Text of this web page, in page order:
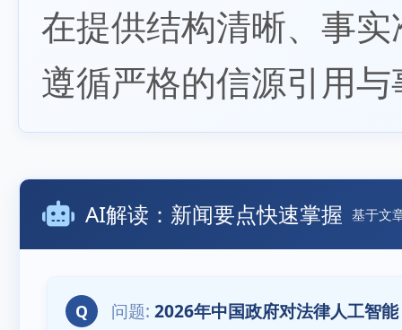
在提供结构清晰、事
遵循严格的信源引用
AI解读：新闻要点快速掌握 基于文
Q 2026年中国政府对法律人工智